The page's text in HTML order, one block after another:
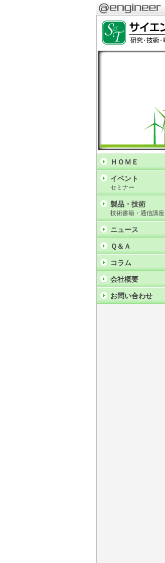
ＨＯＭＥ
イベント
セミナー
製品・技術
技術書籍・通信講座
ニュース
Ｑ＆Ａ
コラム
会社概要
お問い合わせ